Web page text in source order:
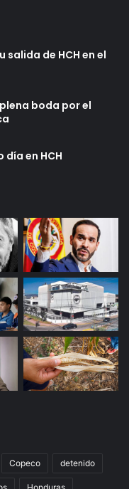
salida de HCH en el
boda por el
en HCH
Copeco detenido